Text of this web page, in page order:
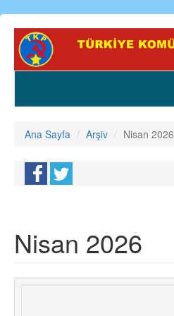
Ana
içeriğe
Ana Sayfa Arşiv Nisan 2026
Nisan 2026